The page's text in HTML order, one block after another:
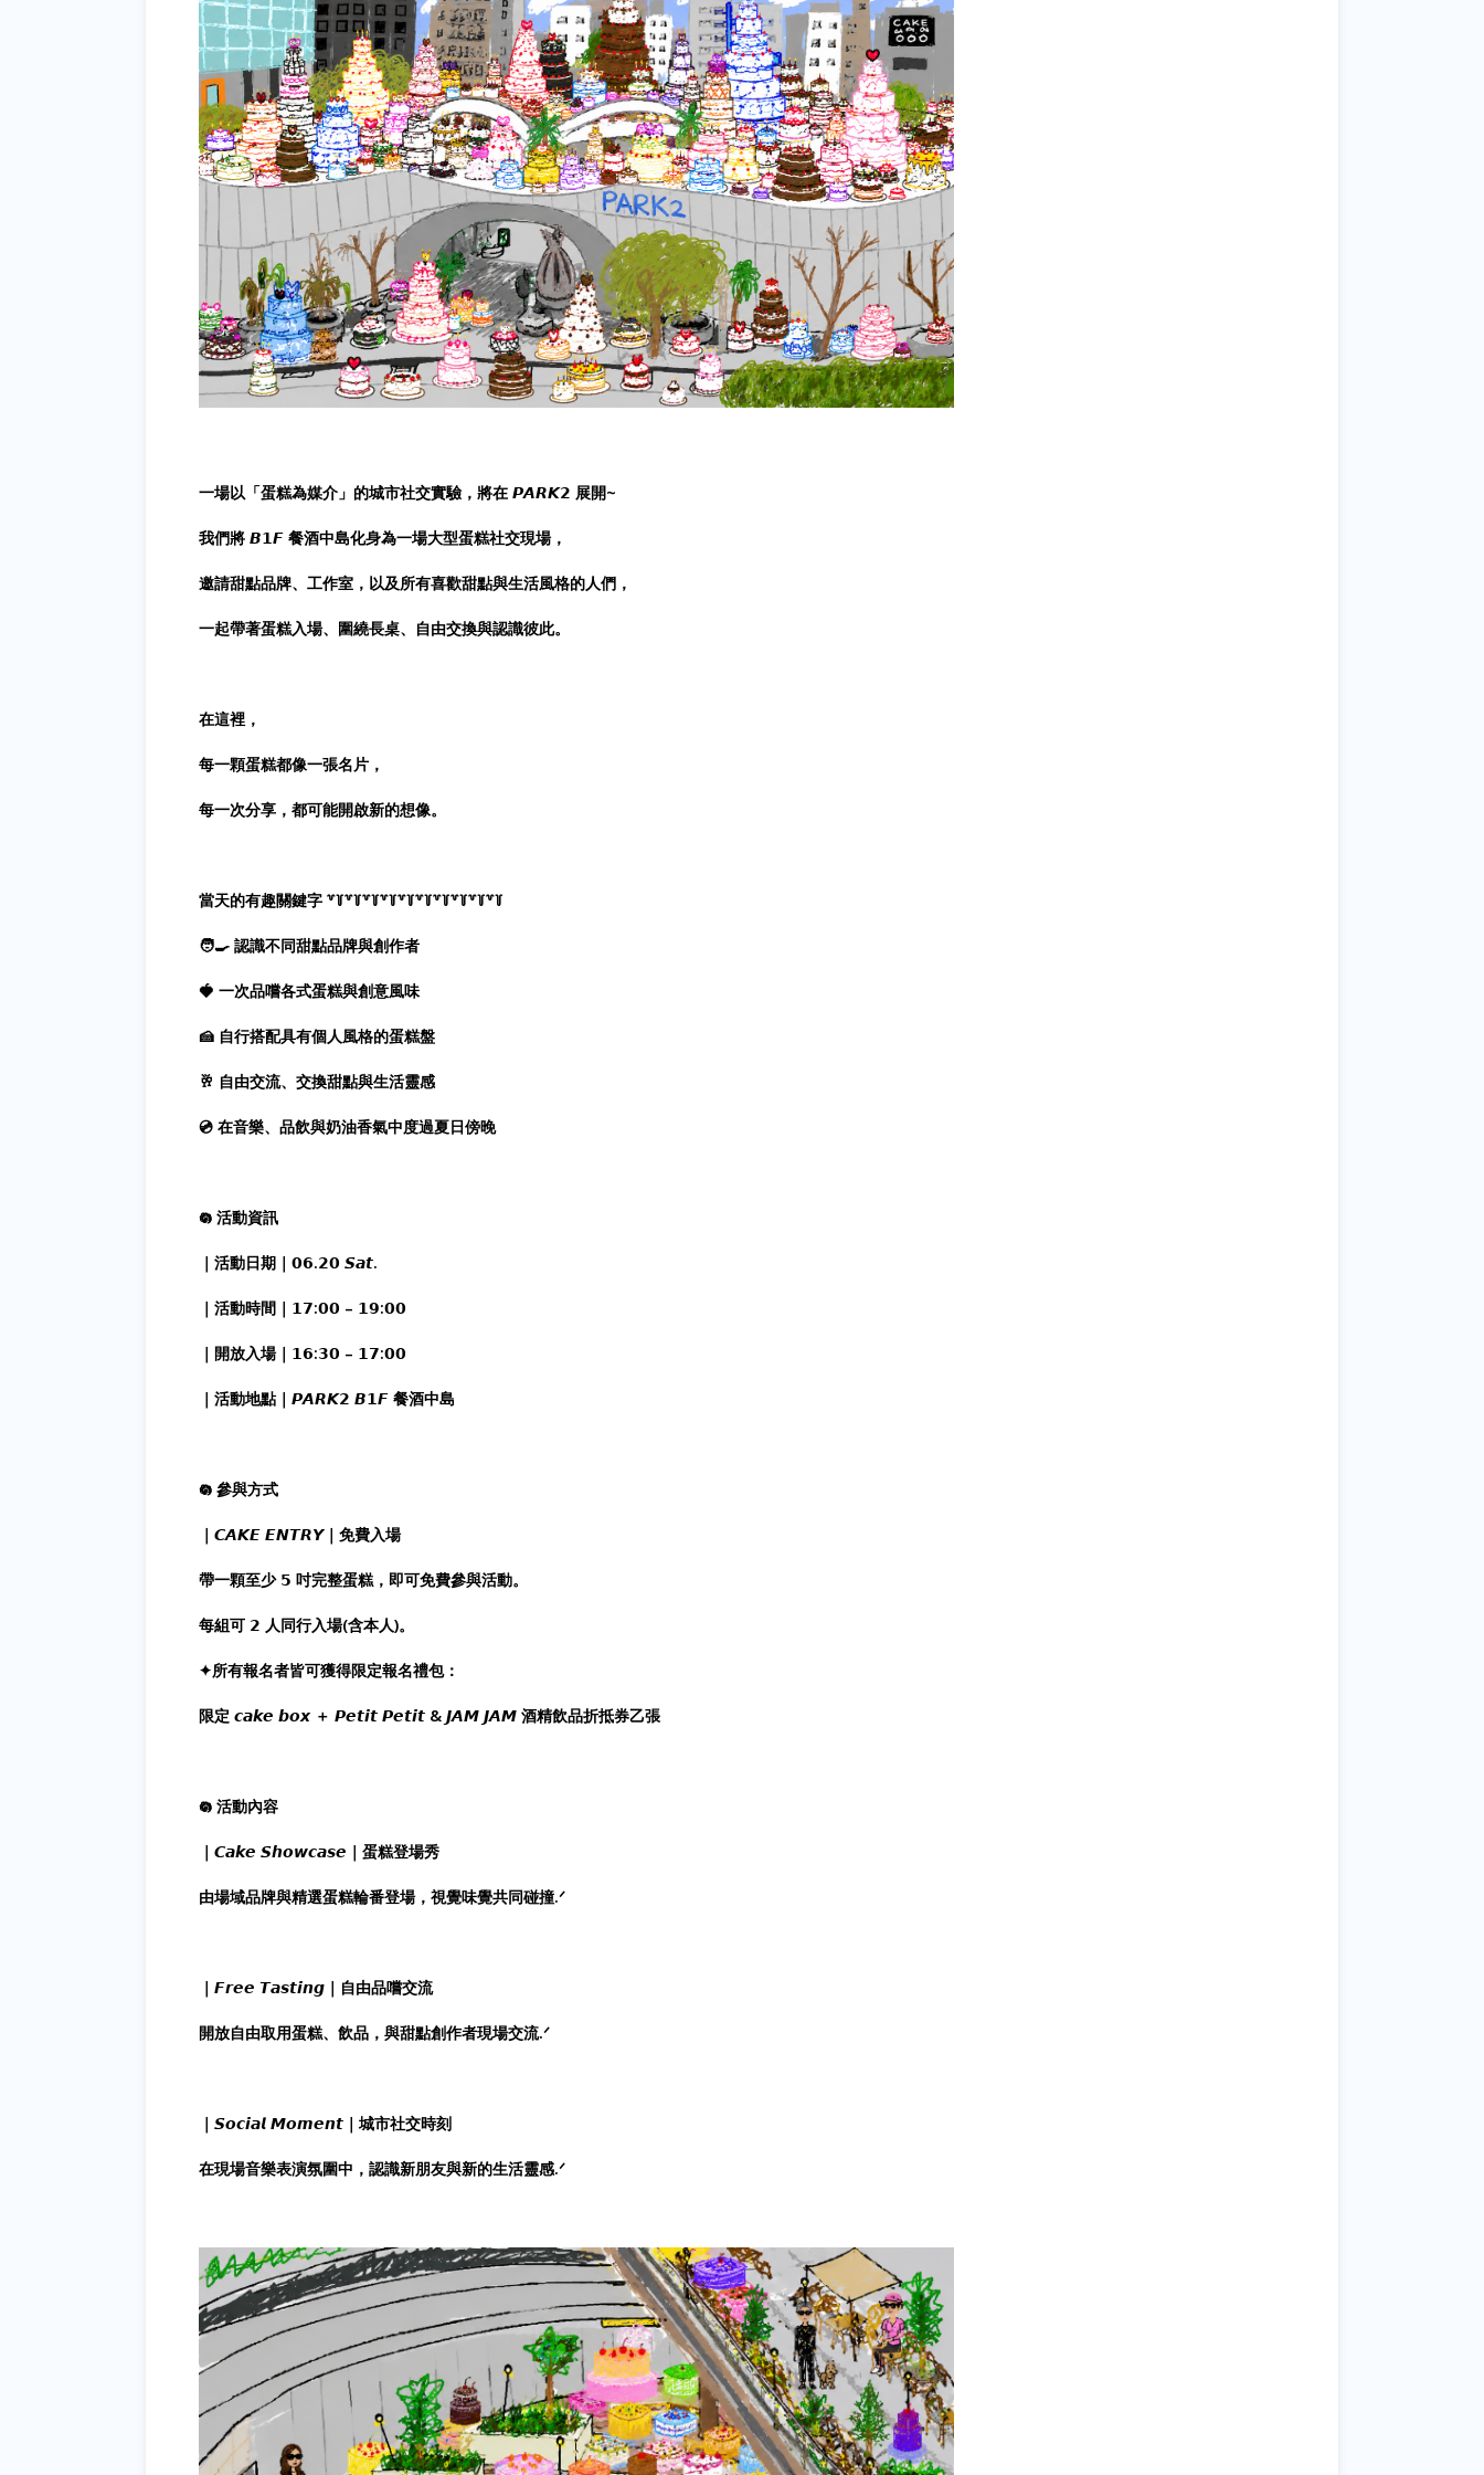
一場以「蛋糕為媒介」的城市社交實驗，將在 𝙋𝘼𝙍𝙆𝟮 展開~
我們將 𝘽𝟭𝙁 餐酒中島化身為一場大型蛋糕社交現場，
邀請甜點品牌、工作室，以及所有喜歡甜點與生活風格的人們，
一起帶著蛋糕入場、圍繞長桌、自由交換與認識彼此。
在這裡，
每一顆蛋糕都像一張名片，
每一次分享，都可能開啟新的想像。
當天的有趣關鍵字 ꒷꒦꒷꒦꒷꒦꒷꒦꒷꒦꒷꒦꒷꒦꒷꒦꒷꒦꒷꒦
🧑‍🍳 認識不同甜點品牌與創作者
🍓 一次品嚐各式蛋糕與創意風味
🍰 自行搭配具有個人風格的蛋糕盤
🥂 自由交流、交換甜點與生活靈感
💿 在音樂、品飲與奶油香氣中度過夏日傍晚
𖡎 活動資訊
｜活動日期｜𝟬𝟲.𝟮𝟬 𝙎𝙖𝙩.
｜活動時間｜𝟭𝟳:𝟬𝟬 – 𝟭𝟵:𝟬𝟬
｜開放入場｜𝟭𝟲:𝟯𝟬 – 𝟭𝟳:𝟬𝟬
｜活動地點｜𝙋𝘼𝙍𝙆𝟮 𝘽𝟭𝙁 餐酒中島
𖡎 參與方式
｜𝘾𝘼𝙆𝙀 𝙀𝙉𝙏𝙍𝙔｜免費入場
帶一顆至少 𝟱 吋完整蛋糕，即可免費參與活動。
每組可 𝟮 人同行入場(含本人)。
✦所有報名者皆可獲得限定報名禮包：
限定 𝙘𝙖𝙠𝙚 𝙗𝙤𝙭 ＋ 𝙋𝙚𝙩𝙞𝙩 𝙋𝙚𝙩𝙞𝙩 & 𝙅𝘼𝙈 𝙅𝘼𝙈 酒精飲品折抵券乙張
𖡎 活動內容
｜𝘾𝙖𝙠𝙚 𝙎𝙝𝙤𝙬𝙘𝙖𝙨𝙚｜蛋糕登場秀
由場域品牌與精選蛋糕輪番登場，視覺味覺共同碰撞.ᐟ
｜𝙁𝙧𝙚𝙚 𝙏𝙖𝙨𝙩𝙞𝙣𝙜｜自由品嚐交流
開放自由取用蛋糕、飲品，與甜點創作者現場交流.ᐟ
｜𝙎𝙤𝙘𝙞𝙖𝙡 𝙈𝙤𝙢𝙚𝙣𝙩｜城市社交時刻
在現場音樂表演氛圍中，認識新朋友與新的生活靈感.ᐟ